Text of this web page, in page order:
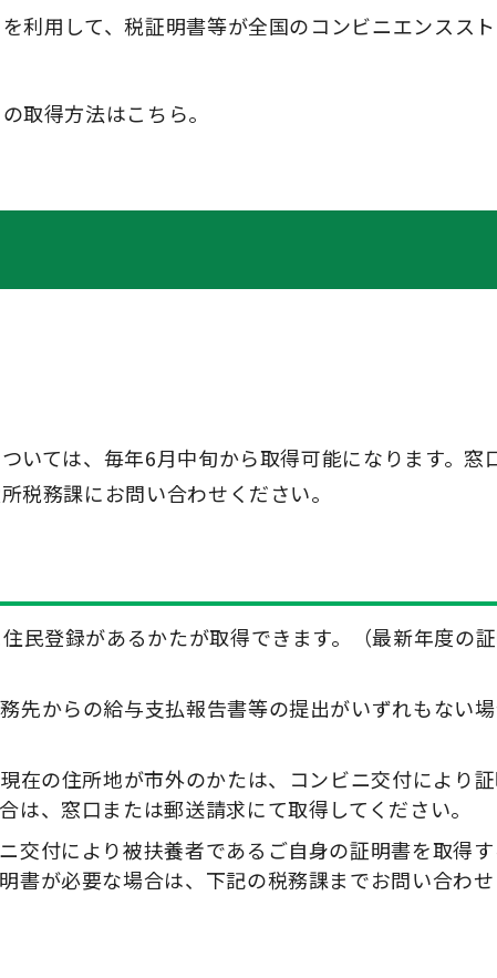
利用して、税証明書等が全国のコンビニエンスス
取得方法はこちら。
いては、毎年6月中旬から取得可能になります。窓
税務課にお問い合わせください。
民登録があるかたが取得できます。（最新年度の
先からの給与支払報告書等の提出がいずれもない
在の住所地が市外のかたは、コンビニ交付により
は、窓口または郵送請求にて取得してください。
交付により被扶養者であるご自身の証明書を取得す
書が必要な場合は、下記の税務課までお問い合わ